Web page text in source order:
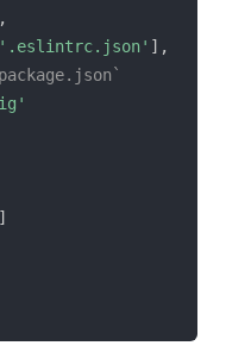
,
'.eslintrc.json' ] ,
]